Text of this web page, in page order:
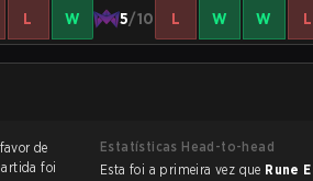
L W 5/10 L W W L
de
foi
Estatísticas Head-to-head
Esta foi a primeira vez que Rune